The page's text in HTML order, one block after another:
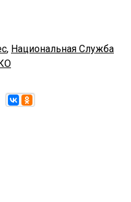
, Национальная Служба